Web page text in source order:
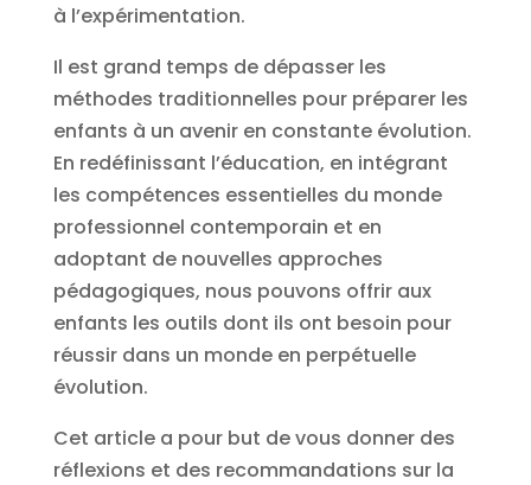
à l’expérimentation.
Il est grand temps de dépasser les
méthodes traditionnelles pour préparer les
enfants à un avenir en constante évolution.
En redéfinissant l’éducation, en intégrant
les compétences essentielles du monde
professionnel contemporain et en
adoptant de nouvelles approches
pédagogiques, nous pouvons offrir aux
enfants les outils dont ils ont besoin pour
réussir dans un monde en perpétuelle
évolution.
Cet article a pour but de vous donner des
réflexions et des recommandations sur la